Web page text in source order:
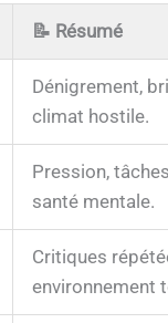
📝 Résumé
Dénigrement,
climat hostile.
Pression,
santé mentale.
Critiques
environnement